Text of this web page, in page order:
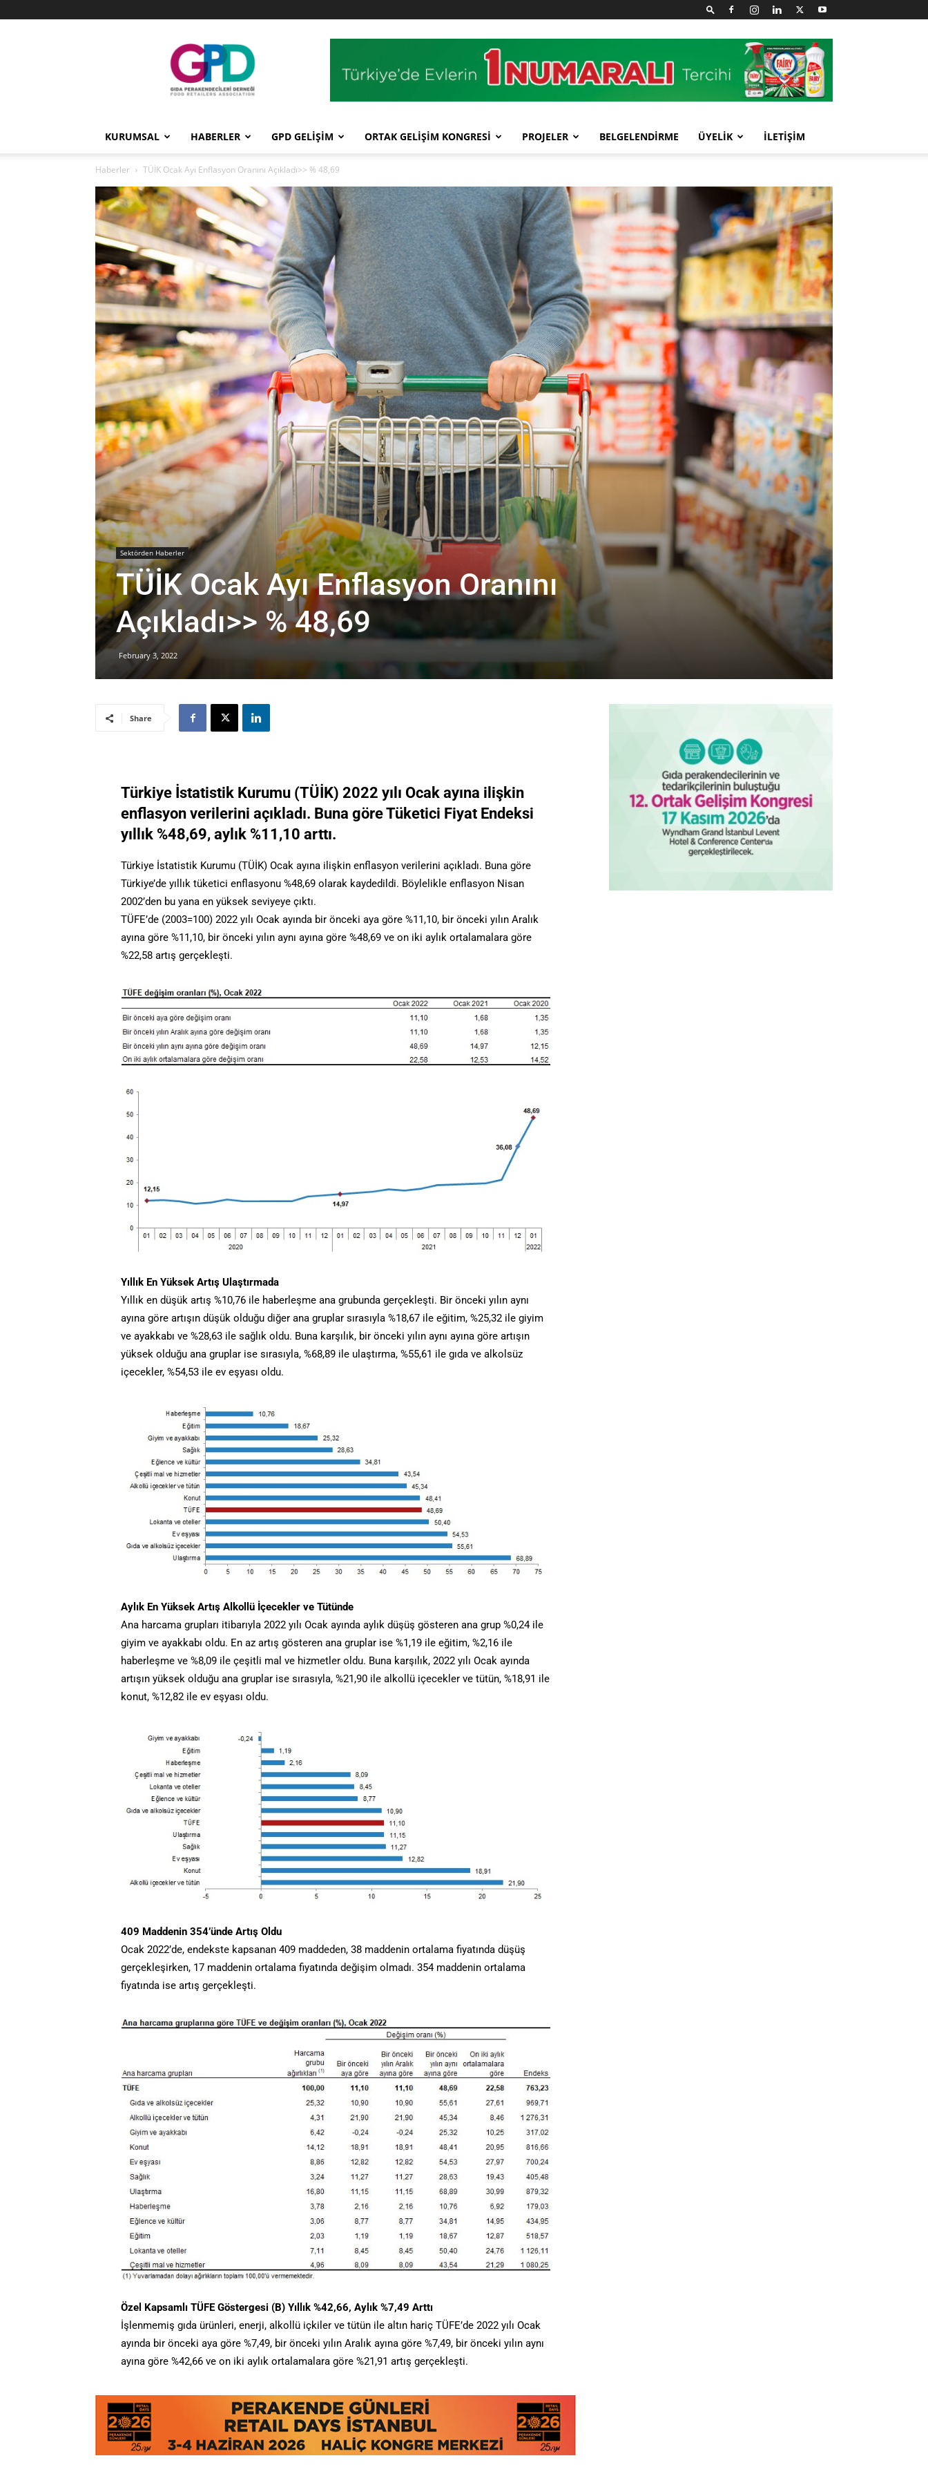
GPD
KURUMSAL HABERLER GPD GELİŞİM ORTAK GELİŞİM KONGRESİ PROJELER BELGELENDİRME ÜYELİK İLETİŞİM
Haberler TÜİK Ocak Ayı Enflasyon Oranını Açıkladı>> % 48,69
Sektörden Haberler
TÜİK Ocak Ayı Enflasyon Oranını
Açıkladı>> % 48,69
February 3, 2022
Share
Türkiye İstatistik Kurumu (TÜİK) 2022 yılı Ocak ayına ilişkin
enflasyon verilerini açıkladı. Buna göre Tüketici Fiyat Endeksi
yıllık %48,69, aylık %11,10 arttı.
Türkiye İstatistik Kurumu (TÜİK) Ocak ayına ilişkin enflasyon verilerini açıkladı. Buna göre
Türkiye’de yıllık tüketici enflasyonu %48,69 olarak kaydedildi. Böylelikle enflasyon Nisan
2002’den bu yana en yüksek seviyeye çıktı.
TÜFE’de (2003=100) 2022 yılı Ocak ayında bir önceki aya göre %11,10, bir önceki yılın Aralık
ayına göre %11,10, bir önceki yılın aynı ayına göre %48,69 ve on iki aylık ortalamalara göre
%22,58 artış gerçekleşti.
Yıllık En Yüksek Artış Ulaştırmada
Yıllık en düşük artış %10,76 ile haberleşme ana grubunda gerçekleşti. Bir önceki yılın aynı
ayına göre artışın düşük olduğu diğer ana gruplar sırasıyla %18,67 ile eğitim, %25,32 ile giyim
ve ayakkabı ve %28,63 ile sağlık oldu. Buna karşılık, bir önceki yılın aynı ayına göre artışın
yüksek olduğu ana gruplar ise sırasıyla, %68,89 ile ulaştırma, %55,61 ile gıda ve alkolsüz
içecekler, %54,53 ile ev eşyası oldu.
Aylık En Yüksek Artış Alkollü İçecekler ve Tütünde
Ana harcama grupları itibarıyla 2022 yılı Ocak ayında aylık düşüş gösteren ana grup %0,24 ile
giyim ve ayakkabı oldu. En az artış gösteren ana gruplar ise %1,19 ile eğitim, %2,16 ile
haberleşme ve %8,09 ile çeşitli mal ve hizmetler oldu. Buna karşılık, 2022 yılı Ocak ayında
artışın yüksek olduğu ana gruplar ise sırasıyla, %21,90 ile alkollü içecekler ve tütün, %18,91 ile
konut, %12,82 ile ev eşyası oldu.
409 Maddenin 354’ünde Artış Oldu
Ocak 2022’de, endekste kapsanan 409 maddeden, 38 maddenin ortalama fiyatında düşüş
gerçekleşirken, 17 maddenin ortalama fiyatında değişim olmadı. 354 maddenin ortalama
fiyatında ise artış gerçekleşti.
Özel Kapsamlı TÜFE Göstergesi (B) Yıllık %42,66, Aylık %7,49 Arttı
İşlenmemiş gıda ürünleri, enerji, alkollü içkiler ve tütün ile altın hariç TÜFE’de 2022 yılı Ocak
ayında bir önceki aya göre %7,49, bir önceki yılın Aralık ayına göre %7,49, bir önceki yılın aynı
ayına göre %42,66 ve on iki aylık ortalamalara göre %21,91 artış gerçekleşti.